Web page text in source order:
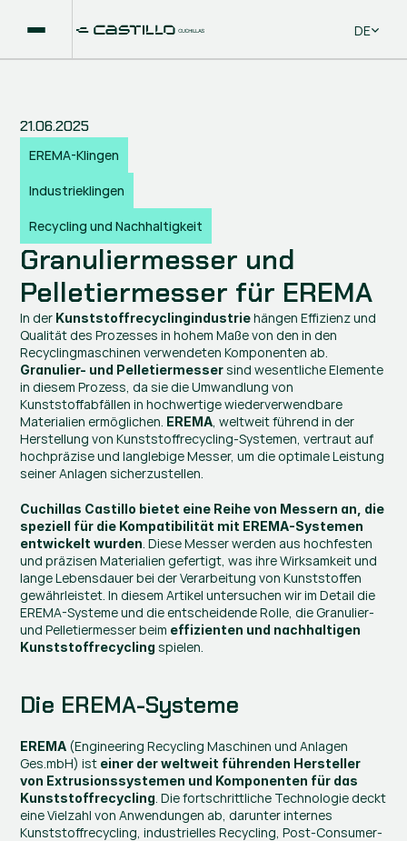
Select
DE
21.06.2025
EREMA-Klingen
Industrieklingen
Recycling und Nachhaltigkeit
Granuliermesser und
Pelletiermesser für EREMA
In der Kunststoffrecyclingindustrie hängen Effizienz und
Qualität des Prozesses in hohem Maße von den in den
Granulier- und Pelletiermesser sind wesentliche Elemente
in diesem Prozess, da sie die Umwandlung von
Kunststoffabfällen in hochwertige wiederverwendbare
Materialien ermöglichen. EREMA, weltweit führend in der
Herstellung von Kunststoffrecycling-Systemen, vertraut auf
hochpräzise und langlebige Messer, um die optimale Leistung
seiner Anlagen sicherzustellen.
Cuchillas Castillo bietet eine Reihe von Messern an, die
speziell für die Kompatibilität mit EREMA-Systemen
entwickelt wurden. Diese Messer werden aus hochfesten
und präzisen Materialien gefertigt, was ihre Wirksamkeit und
lange Lebensdauer bei der Verarbeitung von Kunststoffen
gewährleistet. In diesem Artikel untersuchen wir im Detail die
EREMA-Systeme und die entscheidende Rolle, die Granulier-
und Pelletiermesser beim effizienten und nachhaltigen
Kunststoffrecycling spielen.
Die EREMA-Systeme
EREMA (Engineering Recycling Maschinen und Anlagen
Ges.mbH) ist einer der weltweit führenden Hersteller
von Extrusionssystemen und Komponenten für das
Kunststoffrecycling. Die fortschrittliche Technologie deckt
eine Vielzahl von Anwendungen ab, darunter internes
Kunststoffrecycling, industrielles Recycling, Post-Consumer-